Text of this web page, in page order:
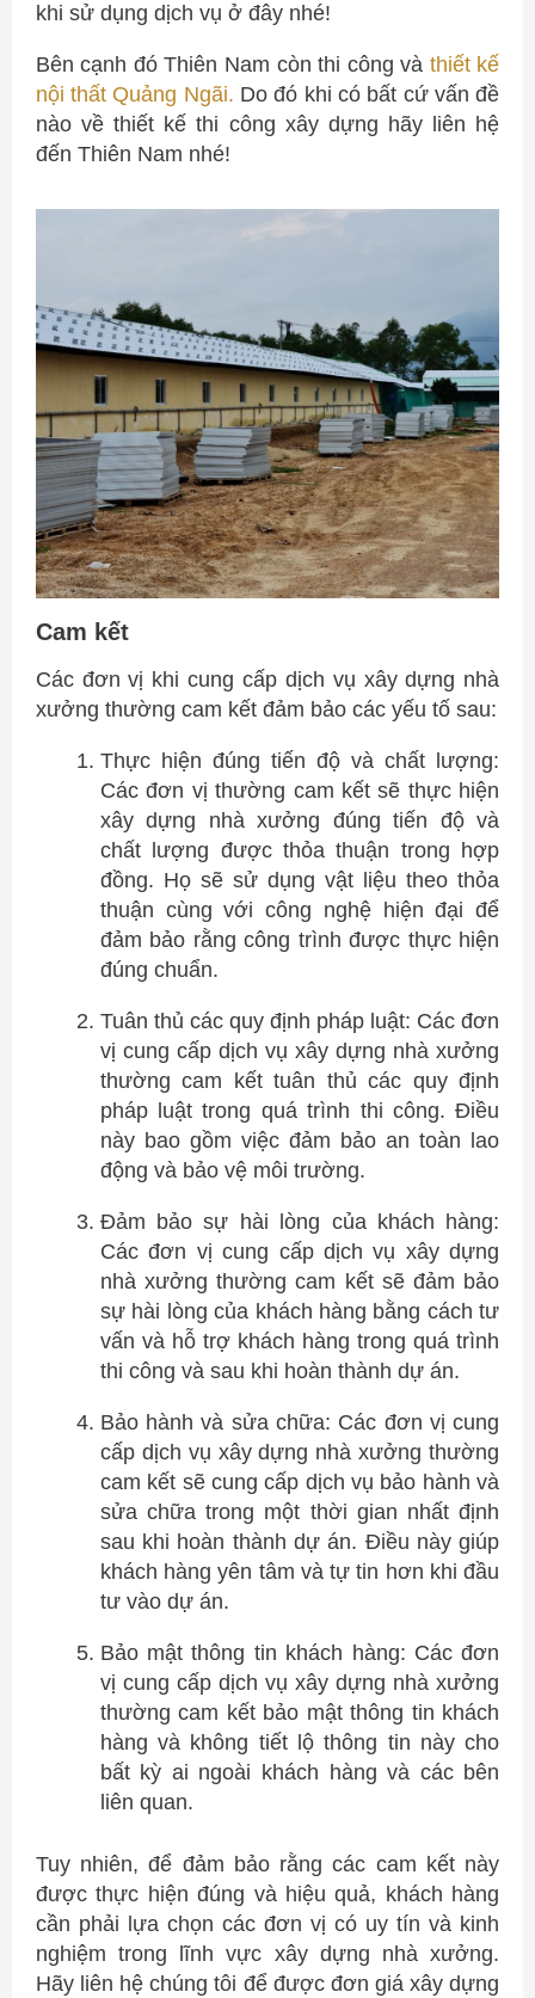
khi sử dụng dịch vụ ở đây nhé!
Bên cạnh đó Thiên Nam còn thi công và thiết kế
nội thất Quảng Ngãi. Do đó khi có bất cứ vấn đề
nào về thiết kế thi công xây dựng hãy liên hệ
đến Thiên Nam nhé!
Cam kết
Các đơn vị khi cung cấp dịch vụ xây dựng nhà
xưởng thường cam kết đảm bảo các yếu tố sau:
Thực hiện đúng tiến độ và chất lượng:
Các đơn vị thường cam kết sẽ thực hiện
xây dựng nhà xưởng đúng tiến độ và
chất lượng được thỏa thuận trong hợp
đồng. Họ sẽ sử dụng vật liệu theo thỏa
thuận cùng với công nghệ hiện đại để
đảm bảo rằng công trình được thực hiện
đúng chuẩn.
Tuân thủ các quy định pháp luật: Các đơn
vị cung cấp dịch vụ xây dựng nhà xưởng
thường cam kết tuân thủ các quy định
pháp luật trong quá trình thi công. Điều
này bao gồm việc đảm bảo an toàn lao
động và bảo vệ môi trường.
Đảm bảo sự hài lòng của khách hàng:
Các đơn vị cung cấp dịch vụ xây dựng
nhà xưởng thường cam kết sẽ đảm bảo
sự hài lòng của khách hàng bằng cách tư
vấn và hỗ trợ khách hàng trong quá trình
thi công và sau khi hoàn thành dự án.
Bảo hành và sửa chữa: Các đơn vị cung
cấp dịch vụ xây dựng nhà xưởng thường
cam kết sẽ cung cấp dịch vụ bảo hành và
sửa chữa trong một thời gian nhất định
sau khi hoàn thành dự án. Điều này giúp
khách hàng yên tâm và tự tin hơn khi đầu
tư vào dự án.
Bảo mật thông tin khách hàng: Các đơn
vị cung cấp dịch vụ xây dựng nhà xưởng
thường cam kết bảo mật thông tin khách
hàng và không tiết lộ thông tin này cho
bất kỳ ai ngoài khách hàng và các bên
liên quan.
Tuy nhiên, để đảm bảo rằng các cam kết này
được thực hiện đúng và hiệu quả, khách hàng
cần phải lựa chọn các đơn vị có uy tín và kinh
nghiệm trong lĩnh vực xây dựng nhà xưởng.
Hãy liên hệ chúng tôi để được đơn giá xây dựng